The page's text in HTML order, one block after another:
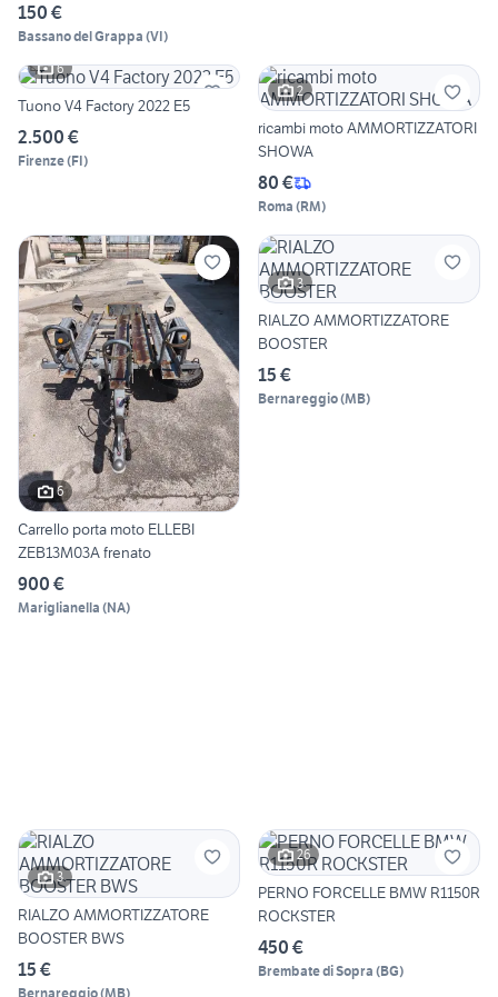
150 €
Bassano del Grappa (VI)
6
Tuono V4 Factory 2022 E5
2.500 €
Firenze(FI)
2
ricambi moto AMMORTIZZATORI
SHOWA
80 €
Roma (RM)
6
Carrello porta moto ELLEBI
ZEB13M03A frenato
900 €
Mariglianella (NA)
3
RIALZO AMMORTIZZATORE
BOOSTER
15 €
Bernareggio(MB)
3
RIALZO AMMORTIZZATORE
BOOSTER BWS
15 €
Bernareggio(MB)
26
PERNO FORCELLE BMW R1150R
ROCKSTER
450 €
Brembate di Sopra (BG)